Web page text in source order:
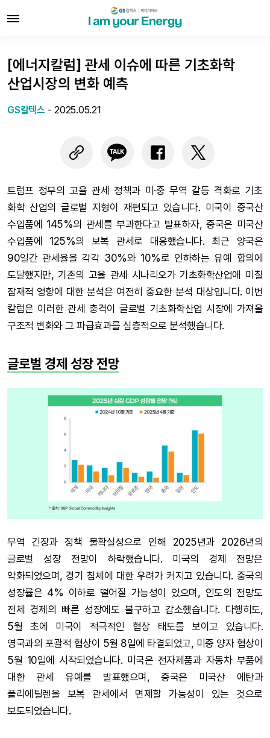
[에너지칼럼] 관세 이슈에 따른 기초화학
산업시장의 변화 예측
GS칼텍스 - 2025.05.21
트럼프 정부의 고율 관세 정책과 미·중 무역 갈등 격화로 기초
화학 산업의 글로벌 지형이 재편되고 있습니다. 미국이 중국산
수입품에 145%의 관세를 부과한다고 발표하자, 중국은 미국산
수입품에 125%의 보복 관세로 대응했습니다. 최근 양국은
90일간 관세율을 각각 30%와 10%로 인하하는 유예 합의에
도달했지만, 기존의 고율 관세 시나리오가 기초화학산업에 미칠
잠재적 영향에 대한 분석은 여전히 중요한 분석 대상입니다. 이번
칼럼은 이러한 관세 충격이 글로벌 기초화학산업 시장에 가져올
구조적 변화와 그 파급효과를 심층적으로 분석했습니다.
글로벌 경제 성장 전망
무역 긴장과 정책 불확실성으로 인해 2025년과 2026년의
글로벌 성장 전망이 하락했습니다. 미국의 경제 전망은
약화되었으며, 경기 침체에 대한 우려가 커지고 있습니다. 중국의
성장률은 4% 이하로 떨어질 가능성이 있으며, 인도의 전망도
전체 경제의 빠른 성장에도 불구하고 감소했습니다. 다행히도,
5월 초에 미국이 적극적인 협상 태도를 보이고 있습니다.
영국과의 포괄적 협상이 5월 8일에 타결되었고, 미중 양자 협상이
5월 10일에 시작되었습니다. 미국은 전자제품과 자동차 부품에
대한 관세 유예를 발표했으며, 중국은 미국산 에탄과
폴리에틸렌을 보복 관세에서 면제할 가능성이 있는 것으로
보도되었습니다.